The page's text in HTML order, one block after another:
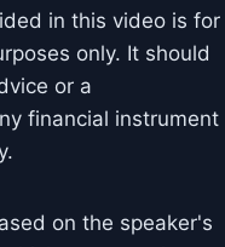
in this video is for
only. It should
or a
financial instrument
on the speaker's